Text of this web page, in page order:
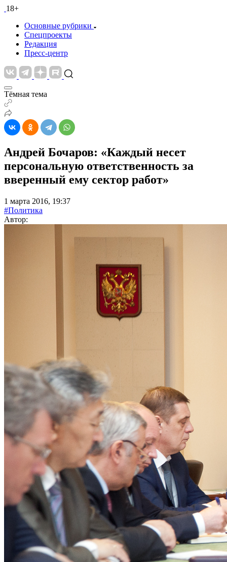
18+
Основные рубрики
Спецпроекты
Редакция
Пресс-центр
Тёмная тема
Андрей Бочаров: «Каждый несет
персональную ответственность за
вверенный ему сектор работ»
1 марта 2016, 19:37
#Политика
Автор: